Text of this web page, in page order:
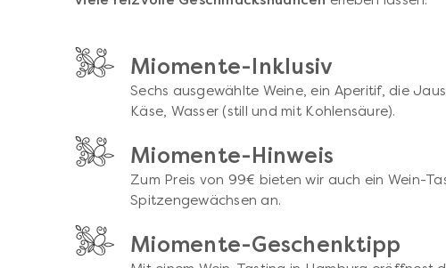
Miomente-Inklusiv
Sechs ausgewählte Weine, ein Aperitif, die
Käse, Wasser (still und mit Kohlensäure).
Miomente-Hinweis
Zum Preis von 99€ bieten wir auch ein Wein-
Spitzengewächsen an.
Miomente-Geschenktipp